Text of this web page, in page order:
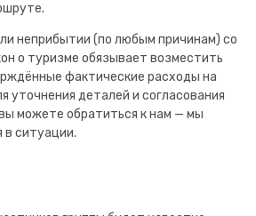
неприбытии (по любым причинам) со
о туризме обязывает возместить
фактические расходы на
уточнения деталей и согласования
можете обратиться к нам — мы
в ситуации.